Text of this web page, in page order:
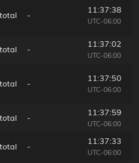
total -
11:37:38
UTC-06:00
total -
11:37:02
UTC-06:00
total -
11:37:50
UTC-06:00
total -
11:37:59
UTC-06:00
total -
11:37:33
UTC-06:00